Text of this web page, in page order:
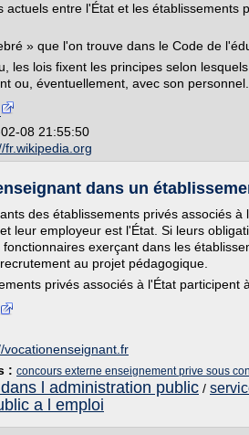
actuels entre l'État et les établissements
» que l'on trouve dans le Code de
les lois fixent les principes selon
ou, éventuellement, avec son
08 21:55:50
fr.wikipedia.org
dans un
des établissements privés associés
leur employeur est l'État. Si leurs
exerçant dans les
au projet pédagogique.
privés associés à l'État participent
vocationenseignant.fr
: concours externe enseignement prive sous
l administration public /
a l emploi